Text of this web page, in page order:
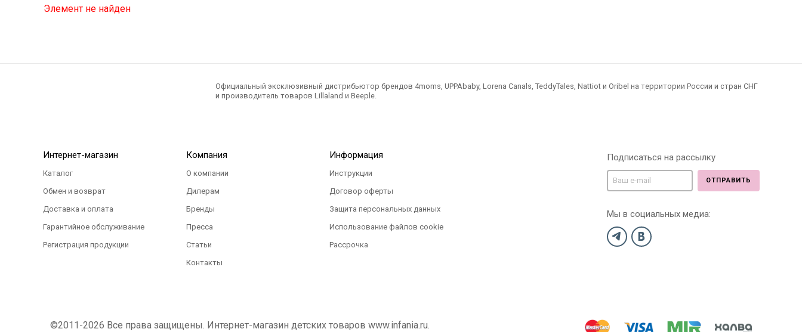
Элемент не найден
Официальный эксклюзивный дистрибьютор брендов 4moms, UPPAbaby, Lorena Canals, TeddyTales, Nattiot и Oribel на территории России и стран СНГ
и производитель товаров Lillaland и Beeple.
Интернет-магазин
Каталог
Обмен и возврат
Доставка и оплата
Гарантийное обслуживание
Регистрация продукции
Компания
О компании
Дилерам
Бренды
Пресса
Статьи
Контакты
Информация
Инструкции
Договор оферты
Защита персональных данных
Использование файлов cookie
Рассрочка
Подписаться на рассылку
ОТПРАВИТЬ
Мы в социальных медиа:
©2011-2026 Все права защищены. Интернет-магазин детских товаров www.infania.ru.